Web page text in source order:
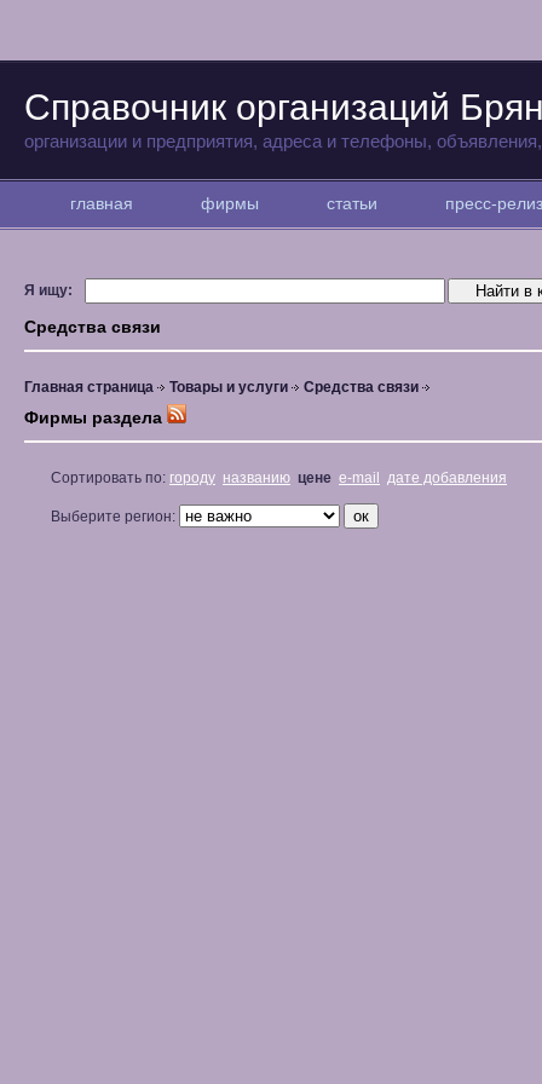
Справочник организаций
организации и предприятия, адреса и телефоны,
главная фирмы статьи пресс-
Я ищу:
Средства связи
Главная страница Товары и услуги Средства связи
Фирмы раздела
Сортировать по: городу названию цене e-mail дате добавления
Выберите регион: